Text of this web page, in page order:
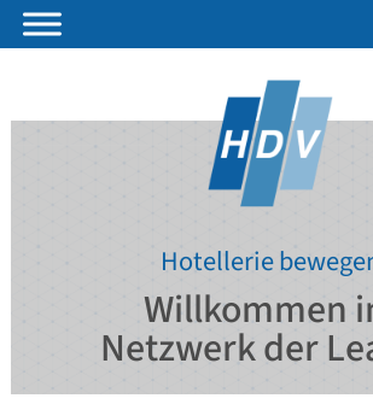
Hotellerie
Willkommen
Netzwerk der